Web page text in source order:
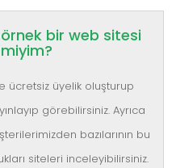
bir web sitesi
ücretsiz üyelik oluşturup
görebilirsiniz. Ayrıca
bazılarının bu
siteleri inceleyibilirsiniz.